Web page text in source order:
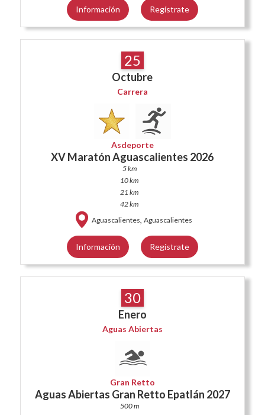
Información Regístrate
25
Octubre
Carrera
Asdeporte
XV Maratón Aguascalientes 2026
5 km
10 km
21 km
42 km
Aguascalientes, Aguascalientes
Información Regístrate
30
Enero
Aguas Abiertas
Gran Retto
Aguas Abiertas Gran Retto Epatlán 2027
500 m